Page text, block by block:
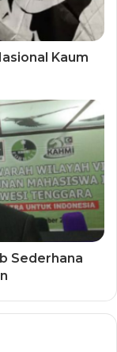
Kaum
Sederhana